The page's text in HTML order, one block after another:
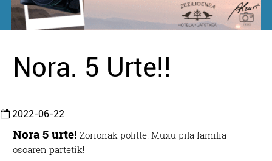
Nora. 5 Urte!!
2022-06-22
Nora 5 urte! Zorionak politte! Muxu pila familia
osoaren partetik!